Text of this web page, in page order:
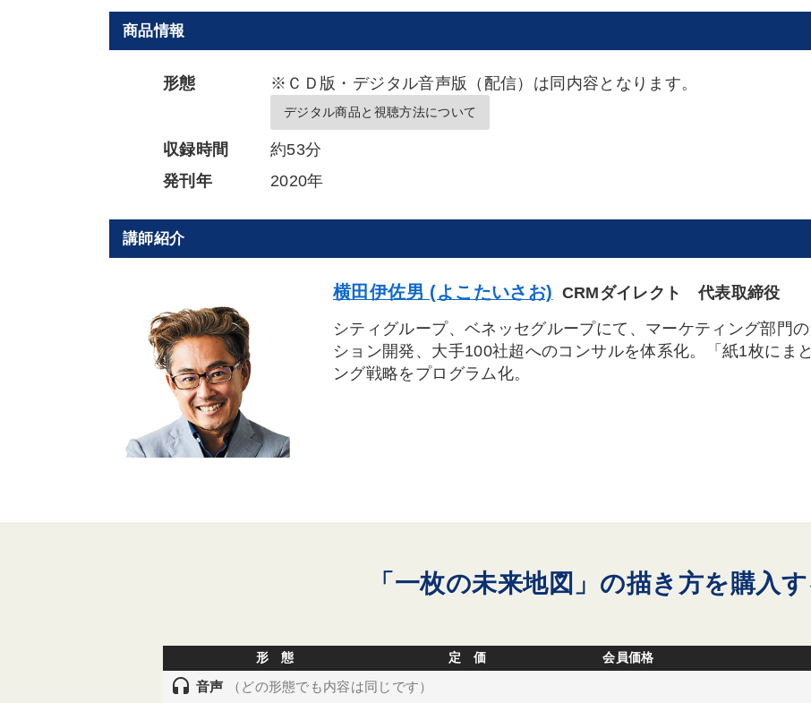
商品情報
形態 ※ＣＤ版・デジタル音声版（配信）は同内容となります。
デジタル商品と視聴方法について
収録時間
約53分
発刊年
2020年
講師紹介
横田伊佐男 (よこたいさお) CRMダイレクト 代表取締役
シティグループ、ベネッセグループにて、マーケティング部門
ション開発、大手100社超へのコンサルを体系化。「紙1枚にま
ング戦略をプログラム化。
「一枚の未来地図」の描き方を購入
形 態 定 価 会員価格
headset 音声 （どの形態でも内容は同じです）